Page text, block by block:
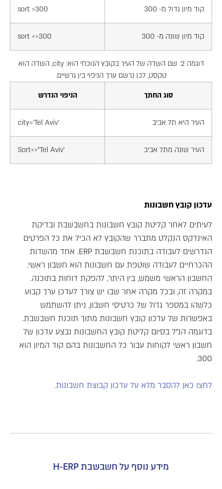
קוד מיון גדול מ- 300 sort >300
קוד מיון שונה מ- 300 sort <>300
דוגמה 2: שם השדה של העיר בקובץ הנוכחי הוא: city, השדה הוא
טקסט, לכן נרשם ערך הניפוי בין גרשיים.
סוג החתך הניפוי הנדרש
העיר היא תל אביב city='Tel Aviv'
העיר שונה מתל אביב Sort<>"Tel Aviv'
עדכון קובץ חשבונות
לעיתים לאחר קליטת קובץ חשבונות בחשבשבת ובדיקת
האינדקס הנקלט מתברר שהקובץ לא הכיל את כל הפרטים
הנדרשים לעבודה בתוכנת חשבשבת ERP. אחד מהשדות
ההכרחיים לעבודה שוטפת עם חשבונות הוא חשבון ראשי.
החשבון הראשי משמש, בין היתר, להפקת דוחות בתוכנה.
במקרה זה, ובכל מקרה אחר שבו יש צורך לעדכן ערך קבוע
כלשהו במספר גדול של כרטיסי חשבון, ניתן להשתמש
באפשרות של עדכון קובץ חשבונות מתוך תוכנת חשבשבת.
בדוגמה הנ"ל בסיום קליטת קובץ החשבונות נבצע עדכון של
חשבון ראשי לקוחות עבור כל החשבונות בהם קוד המיון הוא
300.
לחצו כאן להסבר מלא על עדכון קבוצת חשבונות.
מידע נוסף על חשבשבת H-ERP